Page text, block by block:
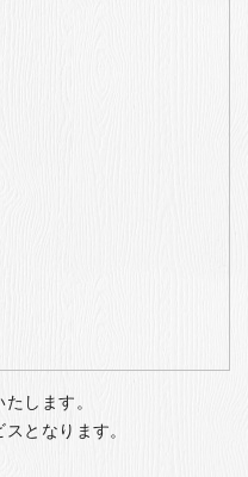
します。
となります。